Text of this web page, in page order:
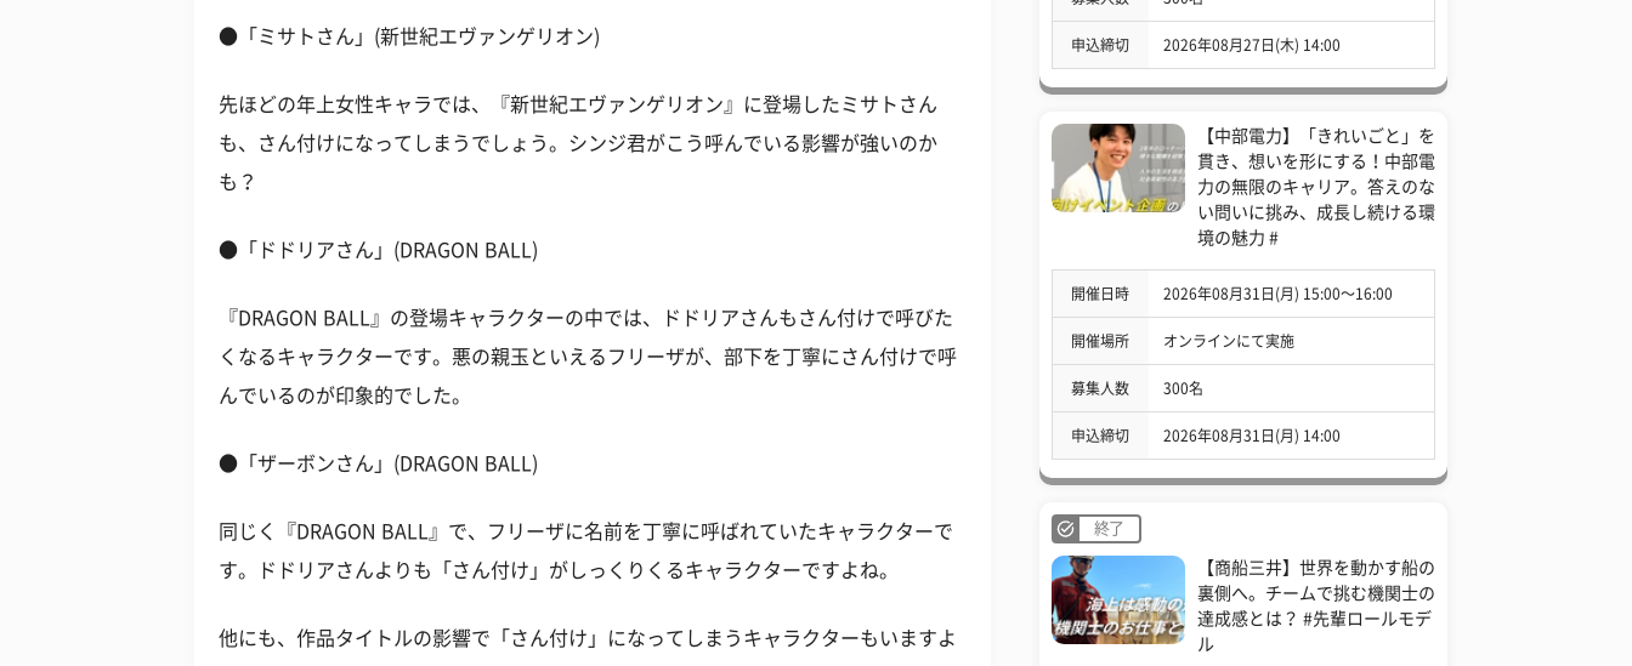
●「ミサトさん」(新世紀エヴァンゲリオン)
先ほどの年上女性キャラでは、『新世紀エヴァンゲリオン』に登場したミサトさん
も、さん付けになってしまうでしょう。シンジ君がこう呼んでいる影響が強いのか
も？
●「ドドリアさん」(DRAGON BALL)
『DRAGON BALL』の登場キャラクターの中では、ドドリアさんもさん付けで呼びた
くなるキャラクターです。悪の親玉といえるフリーザが、部下を丁寧にさん付けで呼
んでいるのが印象的でした。
●「ザーボンさん」(DRAGON BALL)
同じく『DRAGON BALL』で、フリーザに名前を丁寧に呼ばれていたキャラクターで
す。ドドリアさんよりも「さん付け」がしっくりくるキャラクターですよね。
他にも、作品タイトルの影響で「さん付け」になってしまうキャラクターもいますよ
申込締切 2026年08月27日(木) 14:00
【中部電力】「きれいごと」を
貫き、想いを形にする！中部電
力の無限のキャリア。答えのな
い問いに挑み、成長し続ける環
境の魅力 #
開催日時 2026年08月31日(月) 15:00〜16:00
開催場所 オンラインにて実施
募集人数 300名
申込締切 2026年08月31日(月) 14:00
終了
【商船三井】世界を動かす船の
裏側へ。チームで挑む機関士の
達成感とは？ #先輩ロールモデ
ル